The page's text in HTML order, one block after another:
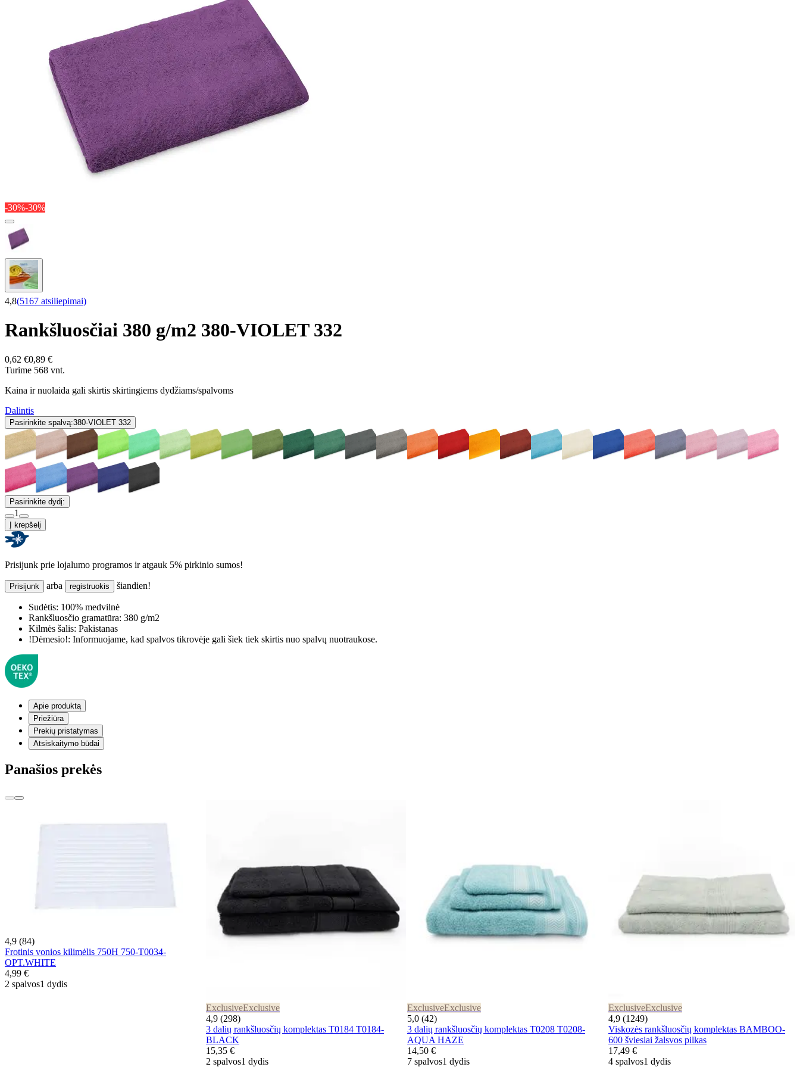
-30%-30%
4,8(5167 atsiliepimai)
Rankšluosčiai 380 g/m2 380-VIOLET 332
0,62 €0,89 €
Turime 568 vnt.
Kaina ir nuolaida gali skirtis skirtingiems dydžiams/spalvoms
Dalintis
Pasirinkite spalvą:380-VIOLET 332
Pasirinkite dydį:
1
Į krepšelį
Prisijunk prie lojalumo programos ir atgauk 5% pirkinio sumos!
Prisijunk arba registruokis šiandien!
Sudėtis: 100% medvilnė
Rankšluosčio gramatūra: 380 g/m2
Kilmės šalis: Pakistanas
!Dėmesio!: Informuojame, kad spalvos tikrovėje gali šiek tiek skirtis nuo spalvų nuotraukose.
Apie produktą
Priežiūra
Prekių pristatymas
Atsiskaitymo būdai
Panašios prekės
4,9 (84)
Frotinis vonios kilimėlis 750H 750-T0034-
OPT.WHITE
4,99 €
2 spalvos1 dydis
ExclusiveExclusive
4,9 (298)
3 dalių rankšluosčių komplektas T0184 T0184-
BLACK
15,35 €
2 spalvos1 dydis
ExclusiveExclusive
5,0 (42)
3 dalių rankšluosčių komplektas T0208 T0208-
AQUA HAZE
14,50 €
7 spalvos1 dydis
ExclusiveExclusive
4,9 (1249)
Viskozės rankšluosčių komplektas BAMBOO-
600 šviesiai žalsvos pilkas
17,49 €
4 spalvos1 dydis